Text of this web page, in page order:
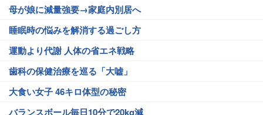
母が娘に減量強要→家庭内別居へ
睡眠時の悩みを解消する過ごし方
運動より代謝 人体の省エネ戦略
歯科の保健治療を巡る「大嘘」
大食い女子 46キロ体型の秘密
バランスボール毎日10分で20kg減